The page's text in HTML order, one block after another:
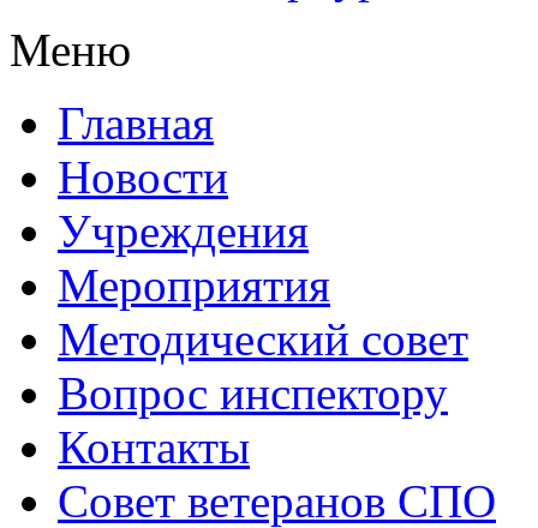
Меню
Главная
Новости
Учреждения
Мероприятия
Методический совет
Вопрос инспектору
Контакты
Совет ветеранов СПО